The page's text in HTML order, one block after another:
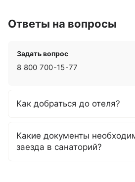
Ответы на вопросы
Задать вопрос
8 800 700-15-77
Как добраться до отеля?
Какие документы
заезда в санаторий?